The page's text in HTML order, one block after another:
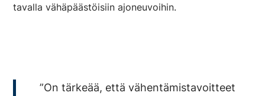
tavalla vähäpäästöisiin ajoneuvoihin.
”On tärkeää, että vähentämistavoitteet